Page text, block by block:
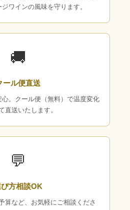
ワインの風味を守ります。
🚚
ール便直送
。クール便（無料）で温度変化
直送いたします。
💬
方相談OK
算など、お気軽にご相談くださ